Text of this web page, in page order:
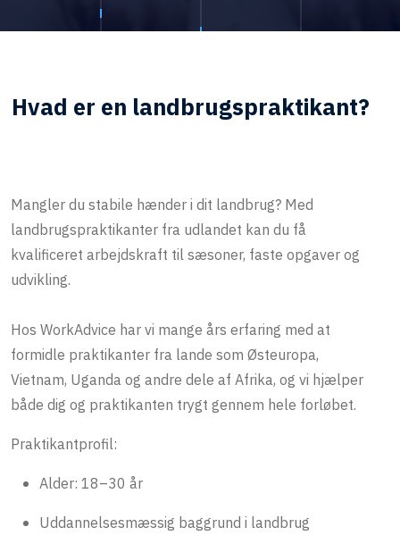
Hvad er en landbrugspraktikant?
Mangler du stabile hænder i dit landbrug? Med
landbrugspraktikanter fra udlandet kan du få
kvalificeret arbejdskraft til sæsoner, faste opgaver og
udvikling.
Hos WorkAdvice har vi mange års erfaring med at
formidle praktikanter fra lande som Østeuropa,
Vietnam, Uganda og andre dele af Afrika, og vi hjælper
både dig og praktikanten trygt gennem hele forløbet.
Praktikantprofil:
Alder: 18–30 år
Uddannelsesmæssig baggrund i landbrug